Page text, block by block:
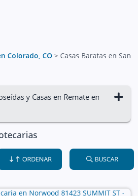
Colorado, CO > Casas Baratas en San
y Casas en Remate en
ORDENAR BUSCAR